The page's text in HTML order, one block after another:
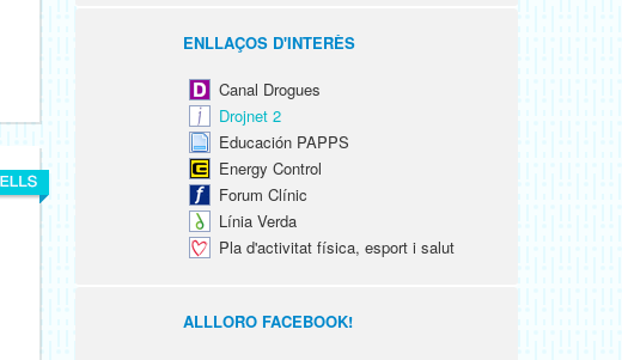
ENLLAÇOS D'INTERÈS
Canal Drogues
Drojnet 2
Educación PAPPS
Energy Control
Forum Clínic
Línia Verda
Pla d'activitat física, esport i salut
ALLLORO FACEBOOK!